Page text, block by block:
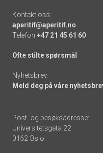
Kontakt oss:
aperitif@aperitif.no
Telefon +47 21 45 61 60
Ofte stilte spørsmål
Nyhetsbrev:
Meld deg på våre
Post- og besøksadresse:
Universitetsgata 22
0162 Oslo